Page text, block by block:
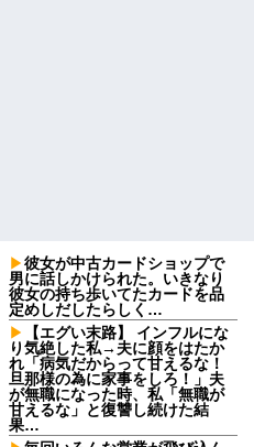
彼女が中古カードショップで
男に話しかけられた。いきなり
彼女の持ち歩いてたカードを品
定めしだしたらしく…
【エグい末路】 インフルにな
り気絶した私→夫に顔をはたか
れ「病気だからって甘えるな！
旦那様の為に家事をしろ！」夫
が無職になった時、私「無職が
甘えるな」と復讐し続けた結
果…